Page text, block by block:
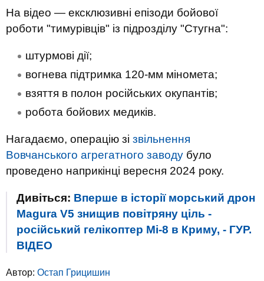
На відео ― ексклюзивні епізоди бойової
роботи "тимурівців" із підрозділу "Стугна":
штурмові дії;
вогнева підтримка 120-мм міномета;
взяття в полон російських окупантів;
робота бойових медиків.
Нагадаємо, операцію зі звільнення
Вовчанського агрегатного заводу було
проведено наприкінці вересня 2024 року.
Дивіться: Вперше в історії морський дрон
Magura V5 знищив повітряну ціль -
російський гелікоптер Мі-8 в Криму, - ГУР.
ВIДЕО
Автор: Остап Грицишин